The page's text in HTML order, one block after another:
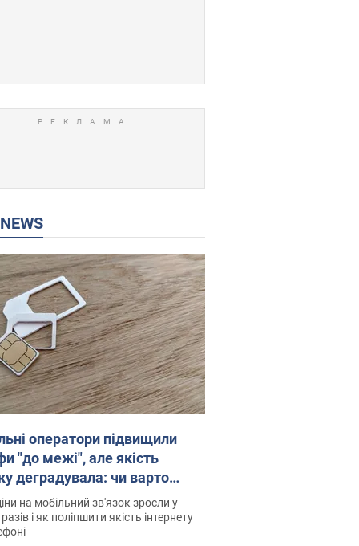
NEWS
оператори підвищили
"до межі", але якість
деградувала: чи варто
на ціни
на мобільний зв'язок зросли у
і як поліпшити якість інтернету